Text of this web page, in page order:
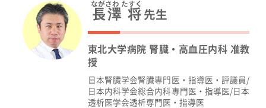
長澤 将
ながさわ たすく
先生
東北大学病院 腎臓・高血圧内科 准教
授
日本腎臓学会腎臓専門医・指導医・評議員/
日本内科学会総合内科専門医・指導医/日本
透析医学会透析専門医・指導医